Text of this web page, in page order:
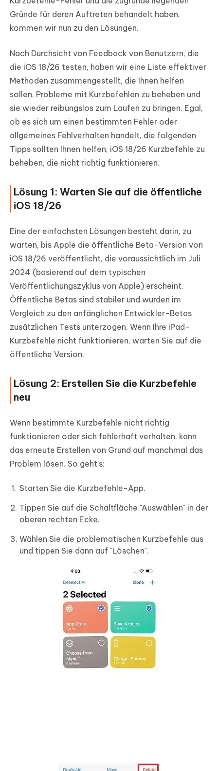
Gründe für deren Auftreten behandelt haben,
kommen wir nun zu den Lösungen.
Nach Durchsicht von Feedback von Benutzern, die
die iOS 18/26 testen, haben wir eine Liste effektiver
Methoden zusammengestellt, die Ihnen helfen
sollen, Probleme mit Kurzbefehlen zu beheben und
sie wieder reibungslos zum Laufen zu bringen. Egal,
ob es sich um einen bestimmten Fehler oder
allgemeines Fehlverhalten handelt, die folgenden
Tipps sollten Ihnen helfen, iOS 18/26 Kurzbefehle zu
beheben, die nicht richtig funktionieren.
Lösung 1: Warten Sie auf die öffentliche
iOS 18/26
Eine der einfachsten Lösungen besteht darin, zu
warten, bis Apple die öffentliche Beta-Version von
iOS 18/26 veröffentlicht, die voraussichtlich im Juli
2024 (basierend auf dem typischen
Veröffentlichungszyklus von Apple) erscheint.
Öffentliche Betas sind stabiler und wurden im
Vergleich zu den anfänglichen Entwickler-Betas
zusätzlichen Tests unterzogen. Wenn Ihre iPad-
Kurzbefehle nicht funktionieren, warten Sie auf die
öffentliche Version.
Lösung 2: Erstellen Sie die Kurzbefehle
neu
Wenn bestimmte Kurzbefehle nicht richtig
funktionieren oder sich fehlerhaft verhalten, kann
das erneute Erstellen von Grund auf manchmal das
Problem lösen. So geht's:
Starten Sie die Kurzbefehle-App.
Tippen Sie auf die Schaltfläche "Auswählen" in der
oberen rechten Ecke.
Wählen Sie die problematischen Kurzbefehle aus
und tippen Sie dann auf "Löschen".